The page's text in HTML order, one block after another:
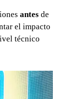
antes de
el impacto
técnico